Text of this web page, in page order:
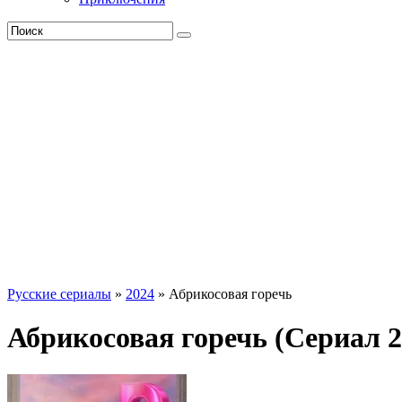
Русские сериалы » 2024 » Абрикосовая горечь
Абрикосовая горечь (Сериал